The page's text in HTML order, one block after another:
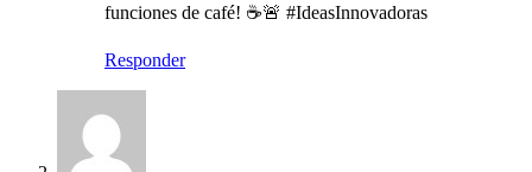
funciones de café! ☕🚨 #IdeasInnovadoras
Responder